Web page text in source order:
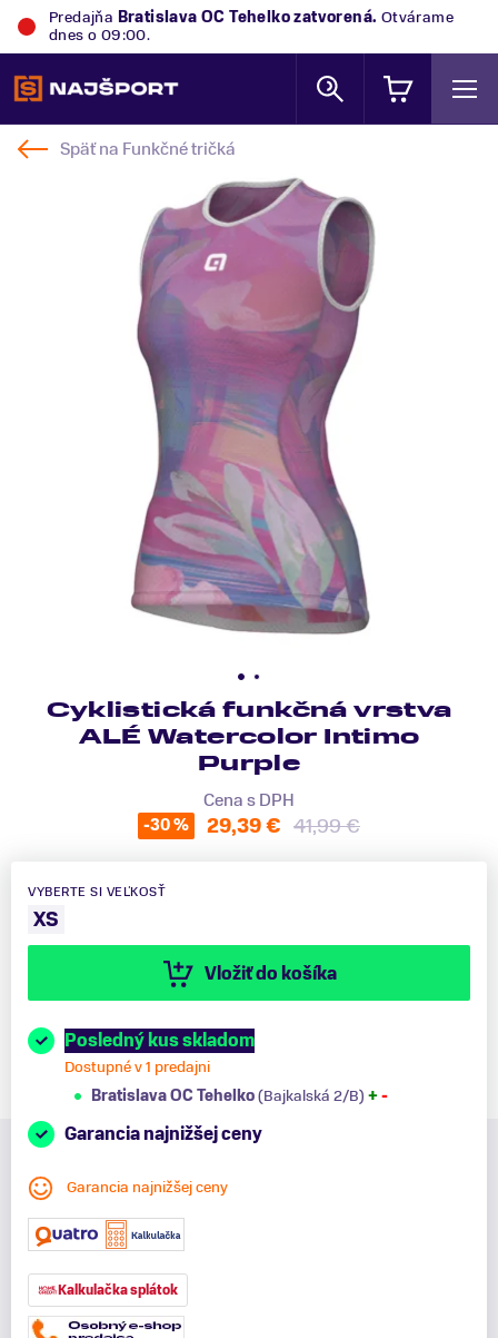
Predajňa Bratislava OC Tehelkozatvorená. Otvárame
dnes o 09:00.
Späť na Funkčné tričká
Cyklistická funkčná vrstva
ALÉ Watercolor Intimo
Purple
Cena s DPH
-30 % 29,39 € 41,99 €
VYBERTE SI VEĽKOSŤ
XS
Vložiť do košíka
Posledný kus skladom
Dostupné v 1 predajni
Bratislava OC Tehelko(Bajkalská 2/B) + -
Garancia najnižšej ceny
Garancia najnižšej ceny
Kalkulačka splátok